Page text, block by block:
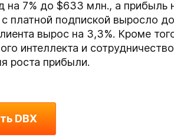
на 7% до $633 млн., а прибыль
платной подпиской выросло до
вырос на 3,3%. Кроме
интеллекта и
роста прибыли.
DBX